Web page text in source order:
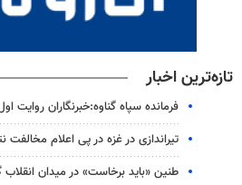
تازه‌ترین اخبار
فرمانده سپاه گناوه:خبرنگاران روایت
تیراندازی در غزه در پی اعلام مخالفت
طنین «باید برخاست» در میدان